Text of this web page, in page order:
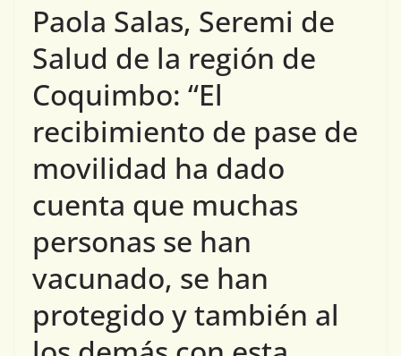
Paola Salas, Seremi de
Salud de la región de
Coquimbo: “El
recibimiento de pase de
movilidad ha dado
cuenta que muchas
personas se han
vacunado, se han
protegido y también al